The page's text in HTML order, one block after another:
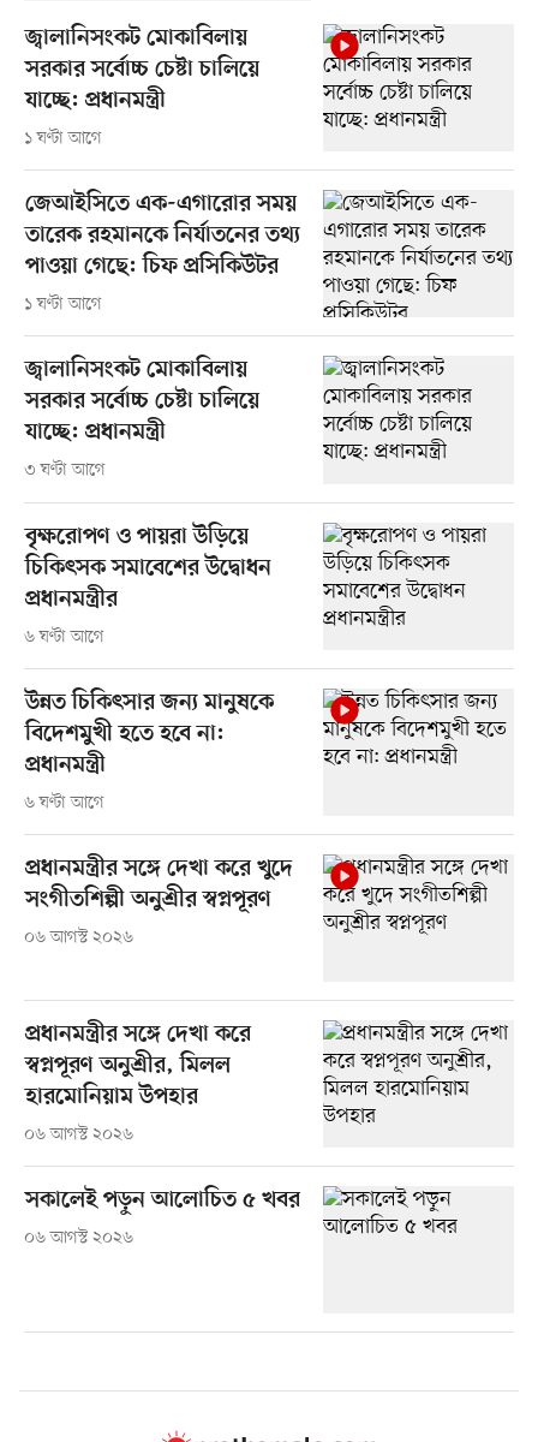
জ্বালানিসংকট মোকাবিলায়
সরকার সর্বোচ্চ চেষ্টা চালিয়ে
যাচ্ছে: প্রধানমন্ত্রী
১ ঘণ্টা আগে
জেআইসিতে এক-এগারোর সময়
তারেক রহমানকে নির্যাতনের তথ্য
পাওয়া গেছে: চিফ প্রসিকিউটর
১ ঘণ্টা আগে
জ্বালানিসংকট মোকাবিলায়
সরকার সর্বোচ্চ চেষ্টা চালিয়ে
যাচ্ছে: প্রধানমন্ত্রী
৩ ঘণ্টা আগে
বৃক্ষরোপণ ও পায়রা উড়িয়ে
চিকিৎসক সমাবেশের উদ্বোধন
প্রধানমন্ত্রীর
৬ ঘণ্টা আগে
উন্নত চিকিৎসার জন্য মানুষকে
বিদেশমুখী হতে হবে না:
প্রধানমন্ত্রী
৬ ঘণ্টা আগে
প্রধানমন্ত্রীর সঙ্গে দেখা করে খুদে
সংগীতশিল্পী অনুশ্রীর স্বপ্নপূরণ
০৬ আগস্ট ২০২৬
প্রধানমন্ত্রীর সঙ্গে দেখা করে
স্বপ্নপূরণ অনুশ্রীর, মিলল
হারমোনিয়াম উপহার
০৬ আগস্ট ২০২৬
সকালেই পড়ুন আলোচিত ৫ খবর
০৬ আগস্ট ২০২৬